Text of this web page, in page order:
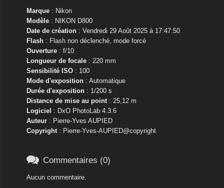
Marque: Nikon
Modèle: NIKON D800
Date de création: Vendredi 29 Août 2025 à 17:47:50
Flash: Flash non déclenché, mode forcé
Ouverture: f/10
Longueur de focale: 220 mm
Sensibilité ISO: 100
Mode d'exposition: Automatique
Durée d'exposition: 1/200 s
Distance de mise au point: 25,12 m
Logiciel : DxO PhotoLab 4.3.6
Auteur: Pierre-Yves AUPIED
Copyright: Pierre-Yves-AUPIED@copyright
 Commentaires (0)
Aucun commentaire.